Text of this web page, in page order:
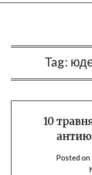
Tag:
10
Posted on